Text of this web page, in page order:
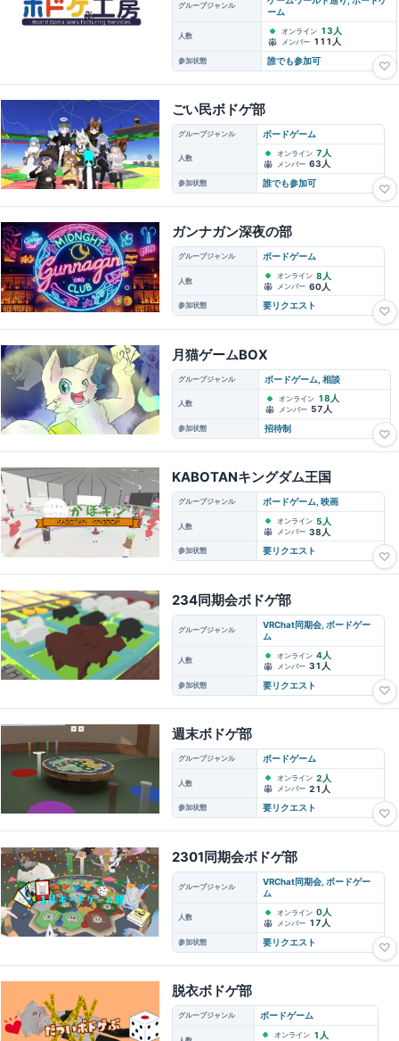
グループジャンル
ーム
人数
オンライン 13人
メンバー 111人
参加状態 誰でも参加可 ♡
ごい民ボドゲ部
グループジャンル ボードゲーム
人数
オンライン 7人
メンバー 63人
参加状態 誰でも参加可 ♡
ガンナガン深夜の部
グループジャンル ボードゲーム
人数
オンライン 8人
メンバー 60人
参加状態 要リクエスト ♡
月猫ゲームBOX
グループジャンル ボードゲーム, 相談
人数
オンライン 18人
メンバー 57人
参加状態 招待制 ♡
KABOTANキングダム王国
グループジャンル ボードゲーム, 映画
人数
オンライン 5人
メンバー 38人
参加状態 要リクエスト ♡
234同期会ボドゲ部
グループジャンル
VRChat同期会, ボードゲー
ム
人数
オンライン 4人
メンバー 31人
参加状態 要リクエスト ♡
週末ボドゲ部
グループジャンル ボードゲーム
人数
オンライン 2人
メンバー 21人
参加状態 要リクエスト ♡
2301同期会ボドゲ部
グループジャンル
VRChat同期会, ボードゲー
ム
人数
オンライン 0人
メンバー 17人
参加状態 要リクエスト ♡
脱衣ボドゲ部
グループジャンル ボードゲーム
オンライン 1人